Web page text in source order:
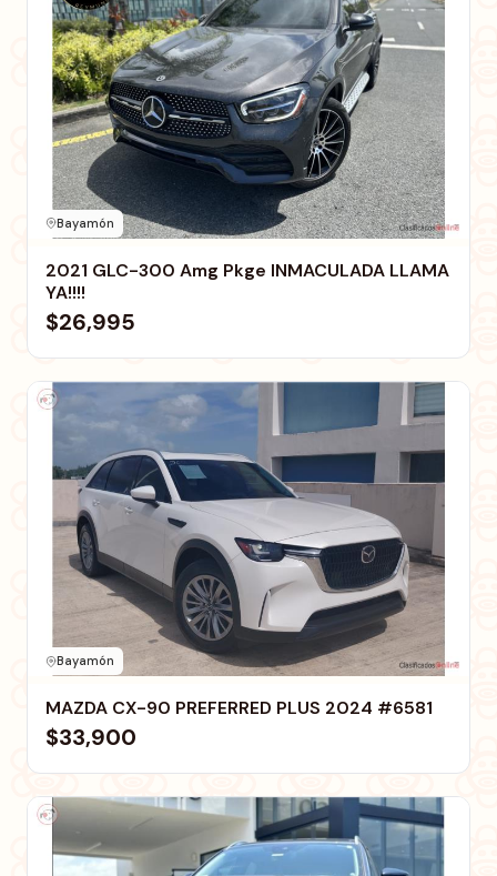
Bayamón
2021 GLC-300 Amg Pkge INMACULADA LLAMA
YA!!!!
$26,995
Bayamón
MAZDA CX-90 PREFERRED PLUS 2024 #6581
$33,900